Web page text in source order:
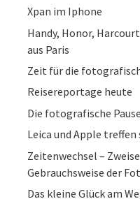
Xpan im Iphone
Handy, Honor,
aus Paris
Zeit für die
Reisereportage heute
Die fotografische
Leica und Apple treffen
Zeitenwechsel –
Gebrauchsweise der
Das kleine Glück am